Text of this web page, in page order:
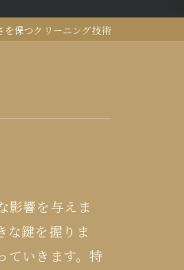
を保つクリーニング技術
影響を与えま
な鍵を握りま
ていきます。特